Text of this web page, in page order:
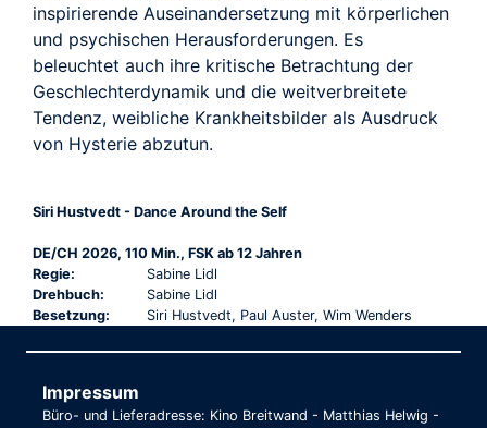
inspirierende Auseinandersetzung mit körperlichen
und psychischen Herausforderungen. Es
beleuchtet auch ihre kritische Betrachtung der
Geschlechterdynamik und die weitverbreitete
Tendenz, weibliche Krankheitsbilder als Ausdruck
von Hysterie abzutun.
Siri Hustvedt - Dance Around the Self
DE/CH 2026, 110 Min., FSK ab 12 Jahren
Regie:
Sabine Lidl
Drehbuch:
Sabine Lidl
Besetzung:
Siri Hustvedt, Paul Auster, Wim Wenders
Impressum
Büro- und Lieferadresse: Kino Breitwand - Matthias Helwig -